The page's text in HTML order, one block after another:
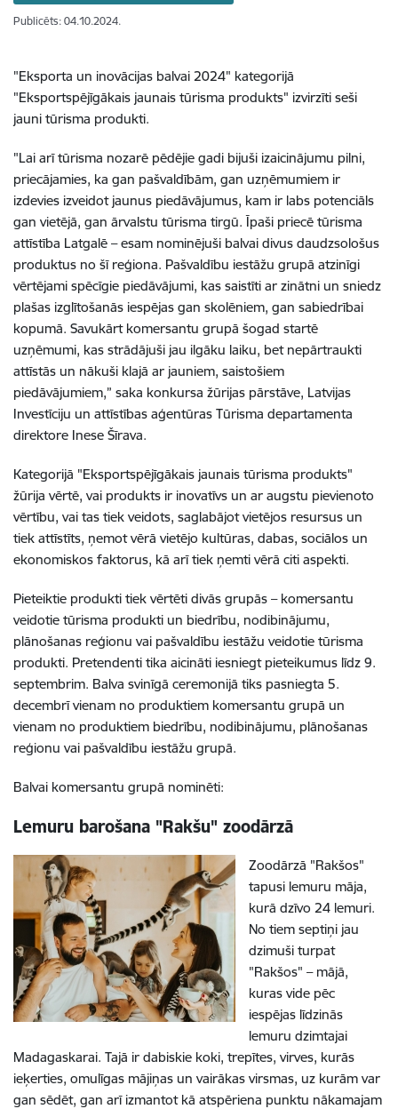
Publicēts: 04.10.2024.
"Eksporta un inovācijas balvai 2024" kategorijā
"Eksportspējīgākais jaunais tūrisma produkts" izvirzīti seši
jauni tūrisma produkti.
"Lai arī tūrisma nozarē pēdējie gadi bijuši izaicinājumu pilni,
priecājamies, ka gan pašvaldībām, gan uzņēmumiem ir
izdevies izveidot jaunus piedāvājumus, kam ir labs potenciāls
gan vietējā, gan ārvalstu tūrisma tirgū. Īpaši priecē tūrisma
attīstība Latgalē – esam nominējuši balvai divus daudzsološus
produktus no šī reģiona. Pašvaldību iestāžu grupā atzinīgi
vērtējami spēcīgie piedāvājumi, kas saistīti ar zinātni un sniedz
plašas izglītošanās iespējas gan skolēniem, gan sabiedrībai
kopumā. Savukārt komersantu grupā šogad startē
uzņēmumi, kas strādājuši jau ilgāku laiku, bet nepārtraukti
attīstās un nākuši klajā ar jauniem, saistošiem
piedāvājumiem,” saka konkursa žūrijas pārstāve, Latvijas
Investīciju un attīstības aģentūras Tūrisma departamenta
direktore Inese Šīrava.
Kategorijā "Eksportspējīgākais jaunais tūrisma produkts"
žūrija vērtē, vai produkts ir inovatīvs un ar augstu pievienoto
vērtību, vai tas tiek veidots, saglabājot vietējos resursus un
tiek attīstīts, ņemot vērā vietējo kultūras, dabas, sociālos un
ekonomiskos faktorus, kā arī tiek ņemti vērā citi aspekti.
Pieteiktie produkti tiek vērtēti divās grupās – komersantu
veidotie tūrisma produkti un biedrību, nodibinājumu,
plānošanas reģionu vai pašvaldību iestāžu veidotie tūrisma
produkti. Pretendenti tika aicināti iesniegt pieteikumus līdz 9.
septembrim. Balva svinīgā ceremonijā tiks pasniegta 5.
decembrī vienam no produktiem komersantu grupā un
vienam no produktiem biedrību, nodibinājumu, plānošanas
reģionu vai pašvaldību iestāžu grupā.
Balvai komersantu grupā nominēti:
Lemuru barošana "Rakšu" zoodārzā
Zoodārzā "Rakšos"
tapusi lemuru māja,
kurā dzīvo 24 lemuri.
No tiem septiņi jau
dzimuši turpat
"Rakšos" – mājā,
kuras vide pēc
iespējas līdzinās
lemuru dzimtajai
Madagaskarai. Tajā ir dabiskie koki, trepītes, virves, kurās
ieķerties, omulīgas mājiņas un vairākas virsmas, uz kurām var
gan sēdēt, gan arī izmantot kā atspēriena punktu nākamajam